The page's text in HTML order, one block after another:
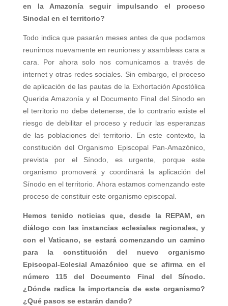
en la Amazonía seguir impulsando el proceso
Sinodal en el territorio?
Todo indica que pasarán meses antes de que podamos
reunirnos nuevamente en reuniones y asambleas cara a
cara. Por ahora solo nos comunicamos a través de
internet y otras redes sociales. Sin embargo, el proceso
de aplicación de las pautas de la Exhortación Apostólica
Querida Amazonía y el Documento Final del Sínodo en
el territorio no debe detenerse, de lo contrario existe el
riesgo de debilitar el proceso y reducir las esperanzas
de las poblaciones del territorio. En este contexto, la
constitución del Organismo Episcopal Pan-Amazónico,
prevista por el Sínodo, es urgente, porque este
organismo promoverá y coordinará la aplicación del
Sínodo en el territorio. Ahora estamos comenzando este
proceso de constituir este organismo episcopal.
Hemos tenido noticias que, desde la REPAM, en
diálogo con las instancias eclesiales regionales, y
con el Vaticano, se estará comenzando un camino
para la constitución del nuevo organismo
Episcopal-Eclesial Amazónico que se afirma en el
número 115 del Documento Final del Sínodo.
¿Dónde radica la importancia de este organismo?
¿Qué pasos se estarán dando?